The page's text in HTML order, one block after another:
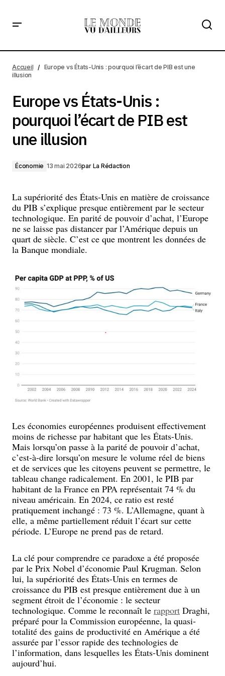
illusion
Accueil
Europe vs États-Unis : pourquoi l’écart de PIB est une
illusion
Europe vs États-Unis :
pourquoi l’écart de PIB est
une illusion
Économie 13 mai 2026par La Rédaction
La supériorité des États-Unis en matière de croissance
du PIB s’explique presque entièrement par le secteur
technologique. En parité de pouvoir d’achat, l’Europe
ne se laisse pas distancer par l’Amérique depuis un
quart de siècle. C’est ce que montrent les données de
la Banque mondiale.
Les économies européennes produisent effectivement
moins de richesse par habitant que les États-Unis.
Mais lorsqu’on passe à la parité de pouvoir d’achat,
c’est-à-dire lorsqu’on mesure le volume réel de biens
et de services que les citoyens peuvent se permettre, le
tableau change radicalement. En 2001, le PIB par
habitant de la France en PPA représentait 74 % du
niveau américain. En 2024, ce ratio est resté
pratiquement inchangé : 73 %. L’Allemagne, quant à
elle, a même partiellement réduit l’écart sur cette
période. L’Europe ne prend pas de retard.
La clé pour comprendre ce paradoxe a été proposée
par le Prix Nobel d’économie Paul Krugman. Selon
lui, la supériorité des États-Unis en termes de
croissance du PIB est presque entièrement due à un
segment étroit de l’économie : le secteur
technologique. Comme le reconnaît le rapport Draghi,
préparé pour la Commission européenne, la quasi-
totalité des gains de productivité en Amérique a été
assurée par l’essor rapide des technologies de
l’information, dans lesquelles les États-Unis dominent
aujourd’hui.